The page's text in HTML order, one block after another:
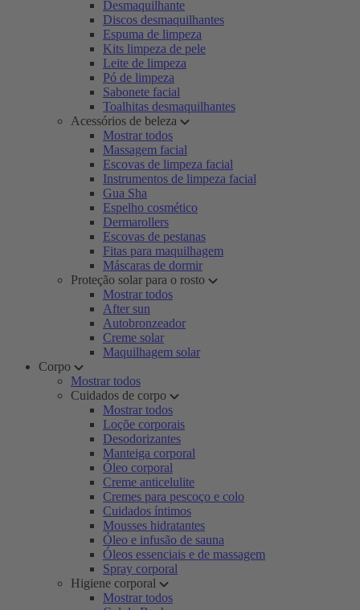
Desmaquilhante
Discos desmaquilhantes
Espuma de limpeza
Kits limpeza de pele
Leite de limpeza
Pó de limpeza
Sabonete facial
Toalhitas desmaquilhantes
Acessórios de beleza
Mostrar todos
Massagem facial
Escovas de limpeza facial
Instrumentos de limpeza facial
Gua Sha
Espelho cosmético
Dermarollers
Escovas de pestanas
Fitas para maquilhagem
Máscaras de dormir
Proteção solar para o rosto
Mostrar todos
After sun
Autobronzeador
Creme solar
Maquilhagem solar
Corpo
Mostrar todos
Cuidados de corpo
Mostrar todos
Loçõe corporais
Desodorizantes
Manteiga corporal
Óleo corporal
Creme anticelulite
Cremes para pescoço e colo
Cuidados íntimos
Mousses hidratantes
Óleo e infusão de sauna
Óleos essenciais e de massagem
Spray corporal
Higiene corporal
Mostrar todos